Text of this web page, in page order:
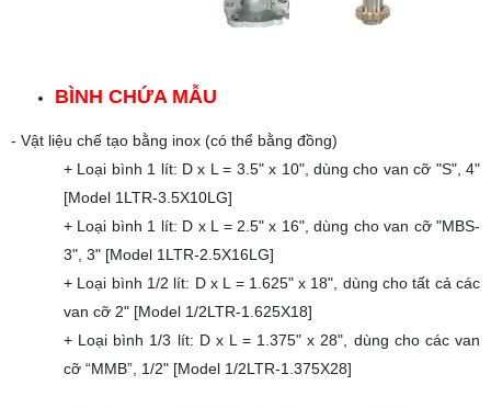
BÌNH CHỨA MẪU
- Vật liệu chế tạo bằng inox (có thể bằng đồng)
+ Loại bình 1 lít: D x L = 3.5" x 10", dùng cho van cỡ "S", 4"
[Model 1LTR-3.5X10LG]
+ Loại bình 1 lít: D x L = 2.5" x 16", dùng cho van cỡ "MBS-
3", 3" [Model 1LTR-2.5X16LG]
+ Loại bình 1/2 lít: D x L = 1.625" x 18", dùng cho tất cả các
van cỡ 2" [Model 1/2LTR-1.625X18]
+ Loại bình 1/3 lít: D x L = 1.375" x 28", dùng cho các van
cỡ “MMB”, 1/2" [Model 1/2LTR-1.375X28]